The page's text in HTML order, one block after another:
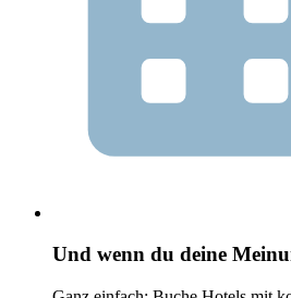
Und wenn du deine